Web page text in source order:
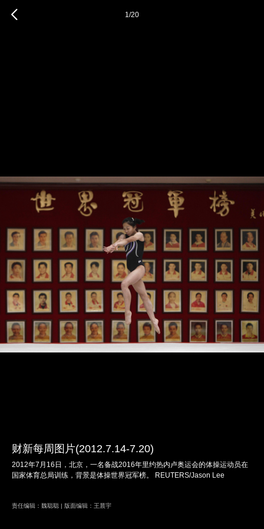
1/20
财新每周图片(2012.7.14-7.20)
2012年7月16日，北京，一名备战2016年里约热内卢奥运会的体操运动员在
国家体育总局训练，背景是体操世界冠军榜。 REUTERS/Jason Lee
责任编辑：魏聪聪 | 版面编辑：王晨宇